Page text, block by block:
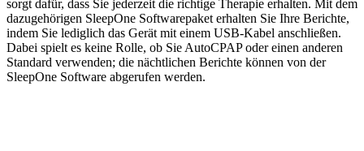
sorgt dafür, dass Sie jederzeit die richtige Therapie erhalten. Mit dem
dazugehörigen SleepOne Softwarepaket erhalten Sie Ihre Berichte,
indem Sie lediglich das Gerät mit einem USB-Kabel anschließen.
Dabei spielt es keine Rolle, ob Sie AutoCPAP oder einen anderen
Standard verwenden; die nächtlichen Berichte können von der
SleepOne Software abgerufen werden.